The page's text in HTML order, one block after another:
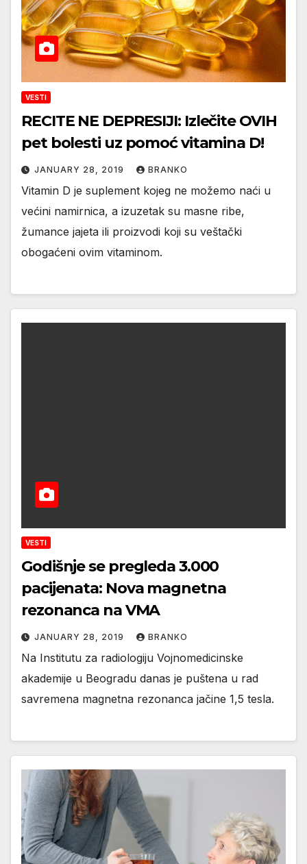
VESTI
RECITE NE DEPRESIJI: Izlečite OVIH
pet bolesti uz pomoć vitamina D!
JANUARY 28, 2019 BRANKO
Vitamin D je suplement kojeg ne možemo naći u
većini namirnica, a izuzetak su masne ribe,
žumance jajeta ili proizvodi koji su veštački
obogaćeni ovim vitaminom.
VESTI
Godišnje se pregleda 3.000
pacijenata: Nova magnetna
rezonanca na VMA
JANUARY 28, 2019 BRANKO
Na Institutu za radiologiju Vojnomedicinske
akademije u Beogradu danas je puštena u rad
savremena magnetna rezonanca jačine 1,5 tesla.